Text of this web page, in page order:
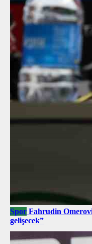
Spor Fahrudin
gelişecek”